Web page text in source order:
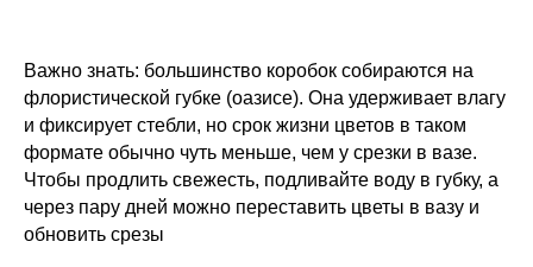
Важно знать: большинство коробок собираются на
флористической губке (оазисе). Она удерживает влагу
и фиксирует стебли, но срок жизни цветов в таком
формате обычно чуть меньше, чем у срезки в вазе.
Чтобы продлить свежесть, подливайте воду в губку, а
через пару дней можно переставить цветы в вазу и
обновить срезы